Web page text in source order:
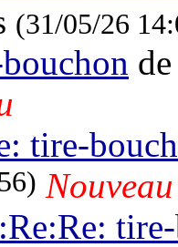
(31/05/26
tire-
Nouveau